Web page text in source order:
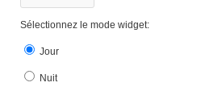
Sélectionnez le mode widget:
Jour
Nuit